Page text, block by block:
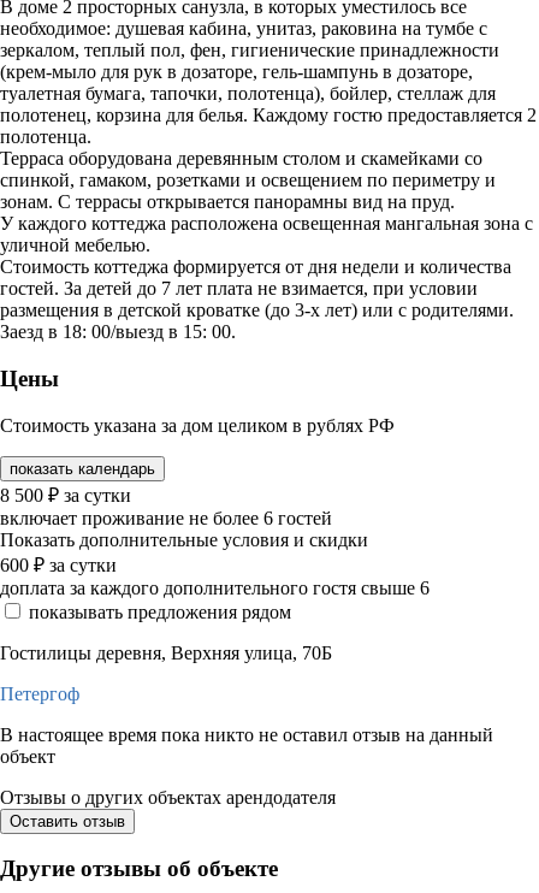
В доме 2 просторных санузла, в которых уместилось все
необходимое: душевая кабина, унитаз, раковина на тумбе с
зеркалом, теплый пол, фен, гигиенические принадлежности
(крем-мыло для рук в дозаторе, гель-шампунь в дозаторе,
туалетная бумага, тапочки, полотенца), бойлер, стеллаж для
полотенец, корзина для белья. Каждому гостю предоставляется 2
полотенца.
Терраса оборудована деревянным столом и скамейками со
спинкой, гамаком, розетками и освещением по периметру и
зонам. С террасы открывается панорамны вид на пруд.
У каждого коттеджа расположена освещенная мангальная зона с
уличной мебелью.
Стоимость коттеджа формируется от дня недели и количества
гостей. За детей до 7 лет плата не взимается, при условии
размещения в детской кроватке (до 3-х лет) или с родителями.
Заезд в 18: 00/выезд в 15: 00.
Цены
Стоимость указана за дом целиком в рублях РФ
показать календарь
8 500 ₽ за сутки
включает проживание не более 6 гостей
Показать дополнительные условия и скидки
600 ₽ за сутки
доплата за каждого дополнительного гостя свыше 6
показывать предложения рядом
Гостилицы деревня, Верхняя улица, 70Б
Петергоф
В настоящее время пока никто не оставил отзыв на данный
объект
Отзывы о других объектах арендодателя
Оставить отзыв
Другие отзывы об объекте